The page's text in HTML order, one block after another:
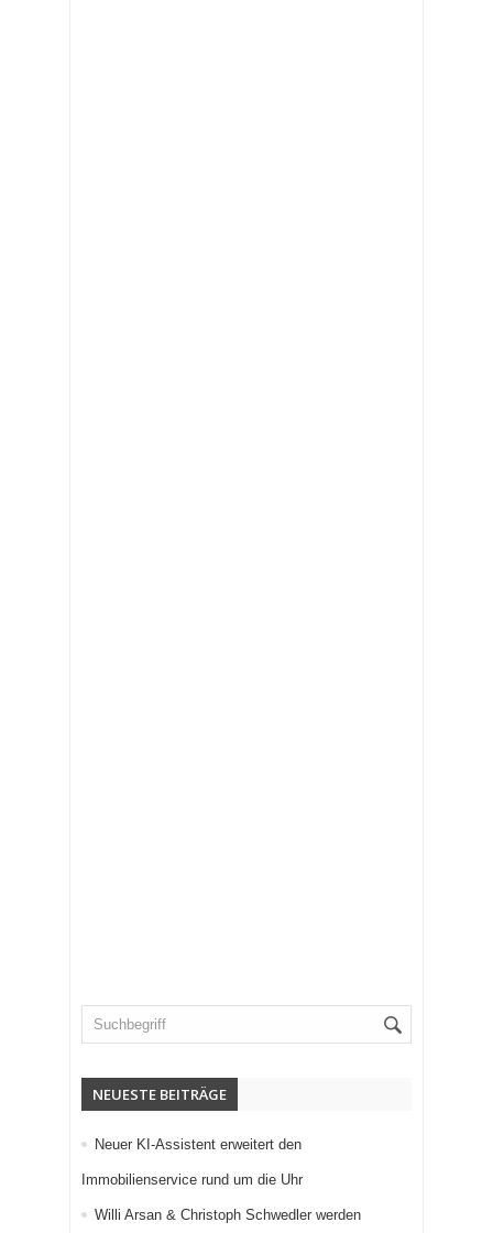
NEUESTE BEITRÄGE
Neuer KI-Assistent erweitert den
Immobilienservice rund um die Uhr
Willi Arsan & Christoph Schwedler werden